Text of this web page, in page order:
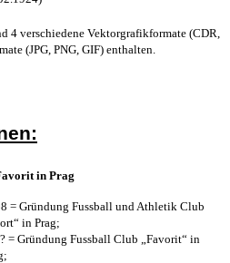
4 verschiedene Vektorgrafikformate (CDR,
(JPG, PNG, GIF) enthalten.
in Prag
= Gründung Fussball und Athletik Club
in Prag;
= Gründung Fussball Club „Favorit“ in